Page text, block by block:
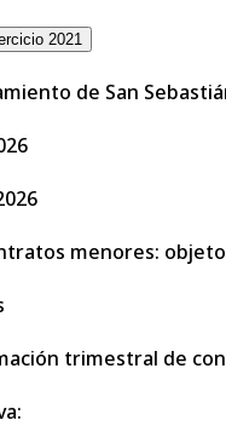
2021
de San
menores:
trimestral de